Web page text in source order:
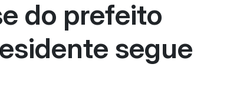
do prefeito
segue